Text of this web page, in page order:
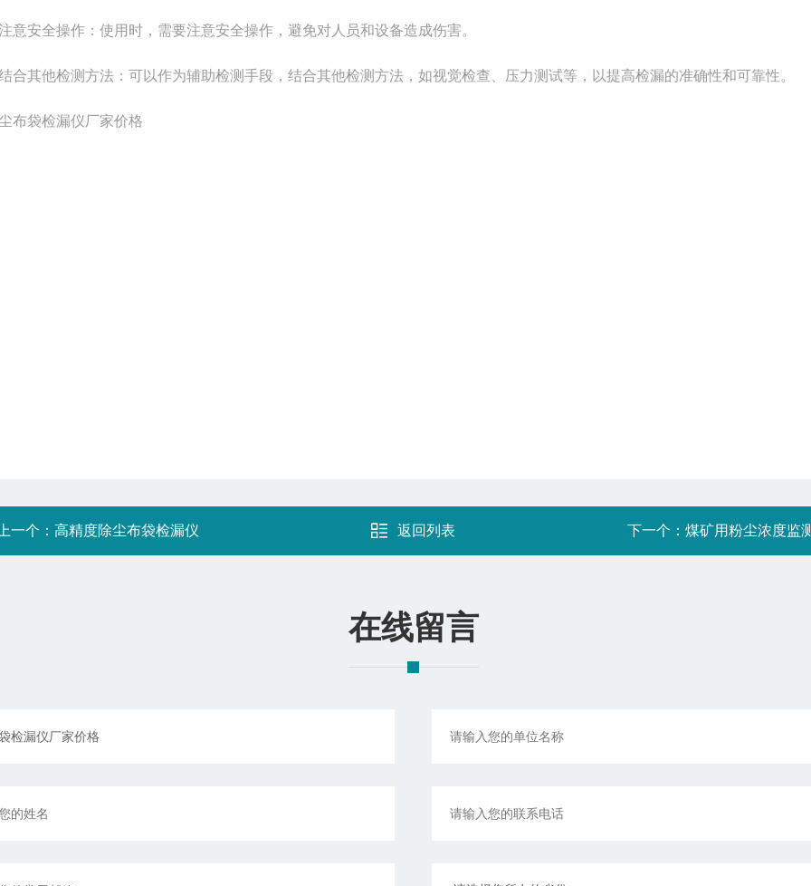
全操作：使用时，需要注意安全操作，避免对人员和设备造成伤害。
他检测方法：可以作为辅助检测手段，结合其他检测方法，如视觉检查、压力测试等，以提高检漏的准确性和可靠性。
一个： 高精度除尘布袋检漏仪 返回列表 下一个： 煤矿用粉尘浓度监
在线留言